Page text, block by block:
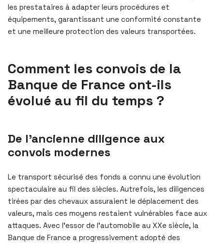
les prestataires à adapter leurs procédures et
équipements, garantissant une conformité constante
et une meilleure protection des valeurs transportées.
Comment les convois de la
Banque de France ont-ils
évolué au fil du temps ?
De l’ancienne diligence aux
convois modernes
Le transport sécurisé des fonds a connu une évolution
spectaculaire au fil des siècles. Autrefois, les diligences
tirées par des chevaux assuraient le déplacement des
valeurs, mais ces moyens restaient vulnérables face aux
attaques. Avec l’essor de l’automobile au XXe siècle, la
Banque de France a progressivement adopté des